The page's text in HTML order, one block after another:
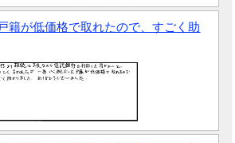
籍が低価格で取れたので、すごく助